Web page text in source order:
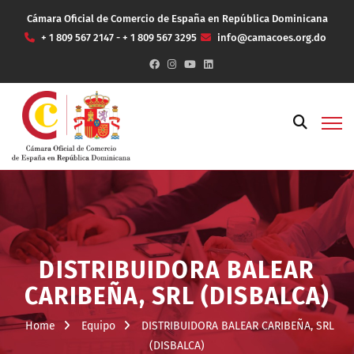
Cámara Oficial de Comercio de España en República Dominicana
+ 1 809 567 2147 - + 1 809 567 3295
info@camacoes.org.do
DISTRIBUIDORA BALEAR
CARIBEÑA, SRL (DISBALCA)
Home Equipo
DISTRIBUIDORA BALEAR CARIBEÑA, SRL
(DISBALCA)